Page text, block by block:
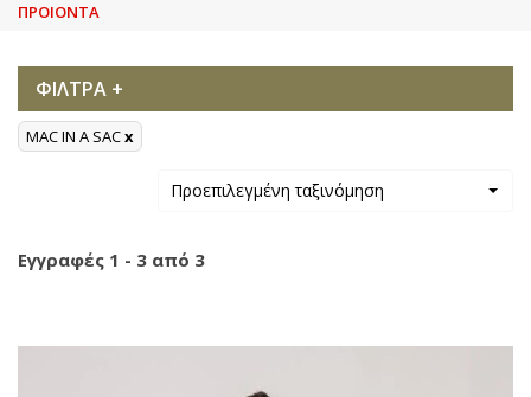
ΠΡΟΙΟΝΤΑ
ΦΙΛΤΡΑ +
MAC IN A SACx
Προεπιλεγμένη ταξινόμηση
Εγγραφές 1 - 3 από 3